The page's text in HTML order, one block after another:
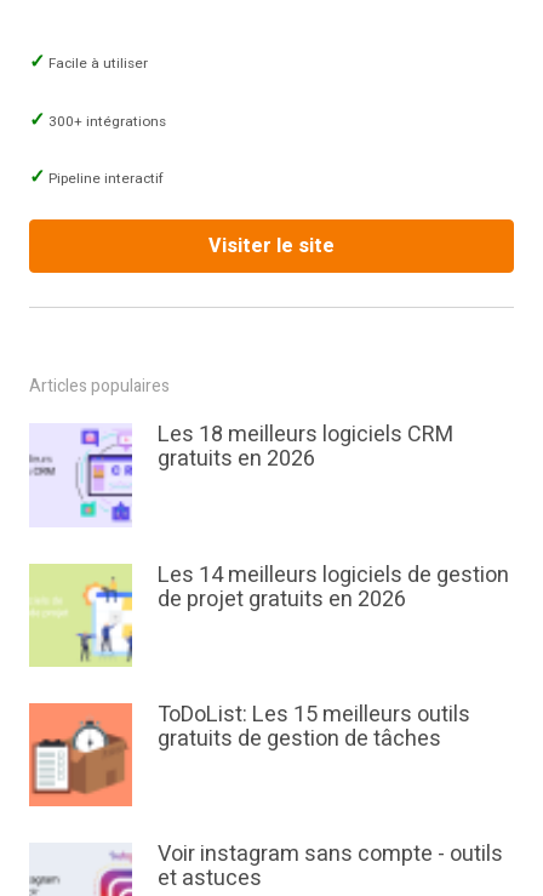
Facile à utiliser
300+ intégrations
Pipeline interactif
Visiter le site
Articles populaires
Les 18 meilleurs logiciels CRM
gratuits en 2026
Les 14 meilleurs logiciels de gestion
de projet gratuits en 2026
ToDoList: Les 15 meilleurs outils
gratuits de gestion de tâches
Voir instagram sans compte - outils
et astuces